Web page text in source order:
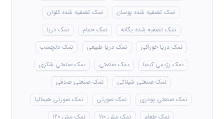
نمک تصفیه شده پوسان
نمک تصفیه شده کلوان
نمک تصفیه شده یگانه
نمک حمام
نمک دریا
نمک دریا خوراکی
نمک دریا طبیعی
نمک دلچسب
نمک رژیمی کیمیا
نمک صنعتی
نمک صنعتی شکری
نمک صنعتی شیلاتی
نمک صنعتی صدفی
نمک صنعتی پودری
نمک صورتی
نمک صورتی هیمالیا
نمک طعام
نمک مش 110
نمک مش 120